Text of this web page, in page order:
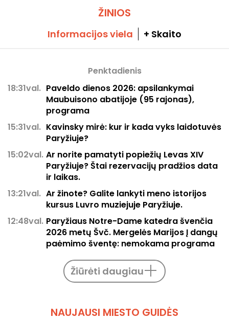
ŽINIOS
Informacijos viela + Skaito
Penktadienis
18:31val. Paveldo dienos 2026: apsilankymai
Maubuisono abatijoje (95 rajonas),
programa
15:31val. Kavinsky mirė: kur ir kada vyks laidotuvės
Paryžiuje?
15:02val. Ar norite pamatyti popiežių Levas XIV
Paryžiuje? Štai rezervacijų pradžios data
ir laikas.
13:21val. Ar žinote? Galite lankyti meno istorijos
kursus Luvro muziejuje Paryžiuje.
12:48val. Paryžiaus Notre-Dame katedra švenčia
2026 metų Švč. Mergelės Marijos Į dangų
paėmimo šventę: nemokama programa
Žiūrėti daugiau
NAUJAUSI MIESTO GUIDĖS